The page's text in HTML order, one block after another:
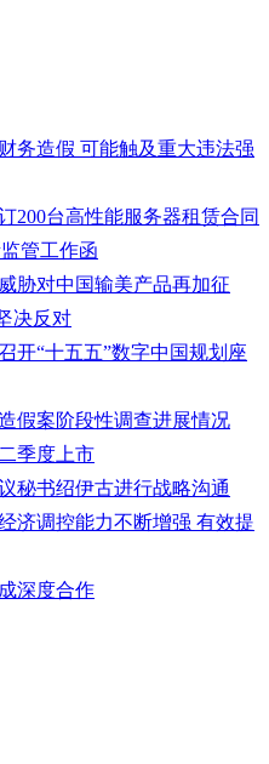
务造假 可能触及重大违法强
200台高性能服务器租赁合同
管工作函
胁对中国输美产品再加征
决反对
开“十五五”数字中国规划座
假案阶段性调查进展情况
季度上市
秘书绍伊古进行战略沟通
济调控能力不断增强 有效提
深度合作